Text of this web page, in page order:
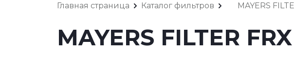
Главная страница Каталог фильтров MAYERS
MAYERS FILTER